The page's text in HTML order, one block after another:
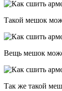
Такой мешок
Вещь мешок
Так же такой